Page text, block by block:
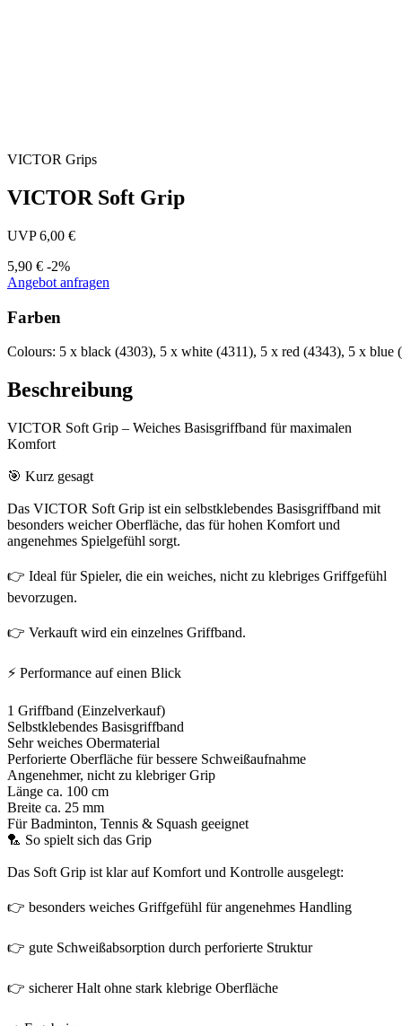
VICTOR Grips
VICTOR Soft Grip
UVP 6,00 €
5,90 € -2%
Angebot anfragen
Farben
Colours: 5 x black (4303), 5 x white (4311), 5 x red (4343), 5 x blue
Beschreibung
VICTOR Soft Grip – Weiches Basisgriffband für maximalen
Komfort
🎯 Kurz gesagt
Das VICTOR Soft Grip ist ein selbstklebendes Basisgriffband mit
besonders weicher Oberfläche, das für hohen Komfort und
angenehmes Spielgefühl sorgt.
👉 Ideal für Spieler, die ein weiches, nicht zu klebriges Griffgefühl
bevorzugen.
👉 Verkauft wird ein einzelnes Griffband.
⚡ Performance auf einen Blick
1 Griffband (Einzelverkauf)
Selbstklebendes Basisgriffband
Sehr weiches Obermaterial
Perforierte Oberfläche für bessere Schweißaufnahme
Angenehmer, nicht zu klebriger Grip
Länge ca. 100 cm
Breite ca. 25 mm
Für Badminton, Tennis & Squash geeignet
🏸 So spielt sich das Grip
Das Soft Grip ist klar auf Komfort und Kontrolle ausgelegt:
👉 besonders weiches Griffgefühl für angenehmes Handling
👉 gute Schweißabsorption durch perforierte Struktur
👉 sicherer Halt ohne stark klebrige Oberfläche